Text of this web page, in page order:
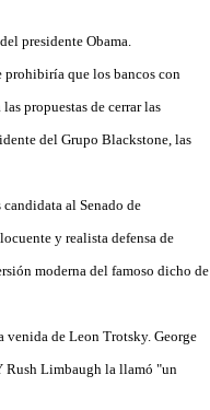
presidente Obama.
prohibiría que los bancos con
propuestas de cerrar las
del Grupo Blackstone, las
al Senado de
y realista defensa de
moderna del famoso dicho de
venida de Leon Trotsky. George
Rush Limbaugh la llamó "un